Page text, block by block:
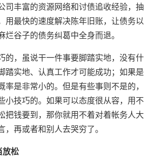
司丰富的资源网络和讨债追收经验，抽
用最快的速度解决陈年旧账，让债务以
烂谷子的债务纠葛中全身而退。
的，虽说干一件事要脚踏实地，没有什
踏实地、认真工作才可能成功；如果是
率是非常小的。但是有些事则不是的，
小技巧的。如果可以态度很从容，用不
把钱要到，那你就用不着对着帐务人大
，再或者和别人去哭穷了。
放松